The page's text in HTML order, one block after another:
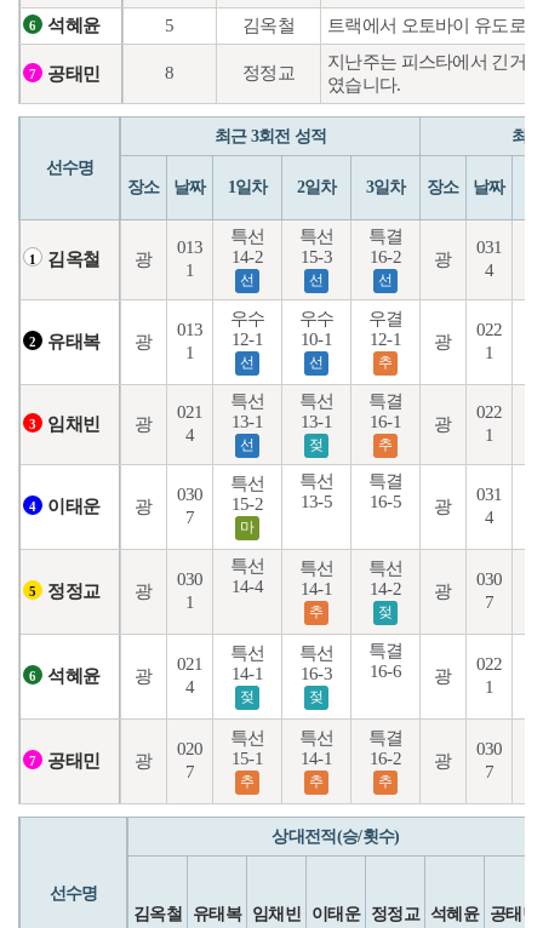
6 석혜윤 5 김옥철 트랙에서 오토바이 유도로
7 공태민 8 정정교
지난주는 피스타에서 긴거
였습니다.
선수명
최근 3회전 성적 최
장소 날짜 1일차 2일차 3일차 장소 날짜
1 김옥철 광
013
1
특선
14-2
선
특선
15-3
선
특결
16-2
선
광
031
4
2 유태복 광
013
1
우수
12-1
선
우수
10-1
선
우결
12-1
추
광
022
1
3 임채빈 광
021
4
특선
13-1
선
특선
13-1
젖
특결
16-1
추
광
022
1
4 이태운 광
030
7
특선
15-2
마
특선
13-5
특결
16-5
광
031
4
5 정정교 광
030
1
특선
14-4
특선
14-1
추
특선
14-2
젖
광
030
7
6 석혜윤 광
021
4
특선
14-1
젖
특선
16-3
젖
특결
16-6
광
022
1
7 공태민 광
020
7
특선
15-1
추
특선
14-1
추
특결
16-2
추
광
030
7
선수명
상대전적(승/횟수)
김옥철 유태복 임채빈 이태운 정정교 석혜윤 공태민